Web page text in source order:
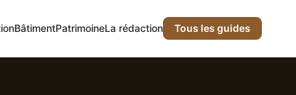
BâtimentPatrimoineLa rédaction Tous les guides